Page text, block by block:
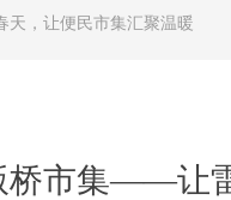
桥市集——让
，让便民市集汇聚温暖